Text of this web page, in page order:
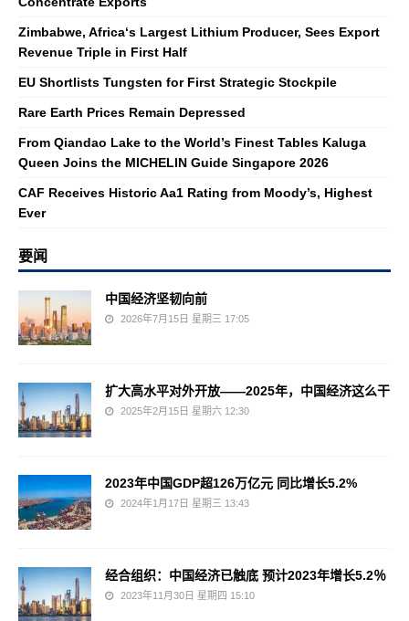
Zimbabwe, Africa‘s Largest Lithium Producer, Sees Export
Revenue Triple in First Half
EU Shortlists Tungsten for First Strategic Stockpile
Rare Earth Prices Remain Depressed
From Qiandao Lake to the World’s Finest Tables Kaluga
Queen Joins the MICHELIN Guide Singapore 2026
CAF Receives Historic Aa1 Rating from Moody’s, Highest
Ever
要闻
中国经济坚韧向前
2026年7月15日 星期三 17:05
扩大高水平对外开放——2025年，中国经济这么干
2025年2月15日 星期六 12:30
2023年中国GDP超126万亿元 同比增长5.2%
2024年1月17日 星期三 13:43
经合组织：中国经济已触底 预计2023年增长5.2％
2023年11月30日 星期四 15:10